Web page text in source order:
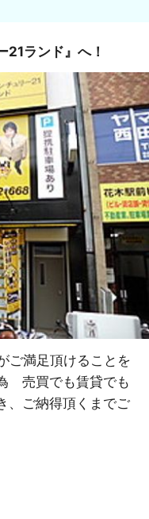
21ランド』へ！
ご満足頂けることを
売買でも賃貸でも
ご納得頂くまでご